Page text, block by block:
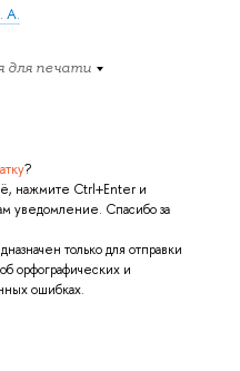
А.
для печати
?
нажмите Ctrl+Enter и
уведомление. Спасибо за
только для отправки
орфографических и
ошибках.